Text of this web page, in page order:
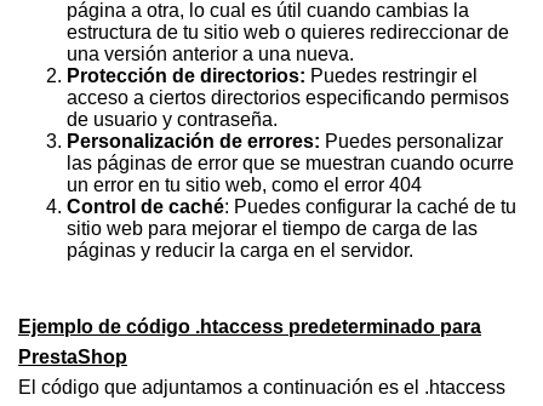
página a otra, lo cual es útil cuando cambias la
estructura de tu sitio web o quieres redireccionar de
una versión anterior a una nueva.
Protección de directorios: Puedes restringir el
acceso a ciertos directorios especificando permisos
de usuario y contraseña.
Personalización de errores: Puedes personalizar
las páginas de error que se muestran cuando ocurre
un error en tu sitio web, como el error 404
Control de caché: Puedes configurar la caché de tu
sitio web para mejorar el tiempo de carga de las
páginas y reducir la carga en el servidor.
Ejemplo de código .htaccess predeterminado para
PrestaShop
El código que adjuntamos a continuación es el .htaccess